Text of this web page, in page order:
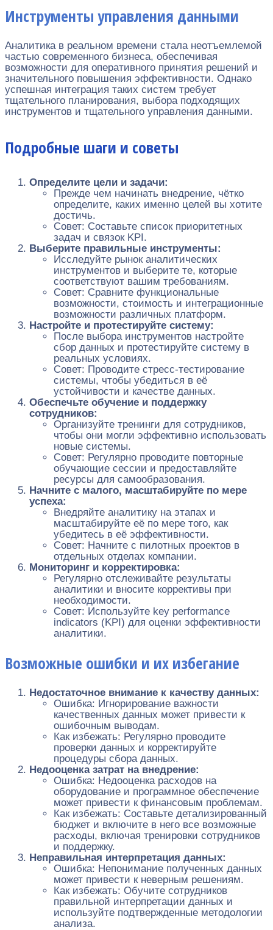
Инструменты управления данными
Аналитика в реальном времени стала неотъемлемой
частью современного бизнеса, обеспечивая
возможности для оперативного принятия решений и
значительного повышения эффективности. Однако
успешная интеграция таких систем требует
тщательного планирования, выбора подходящих
инструментов и тщательного управления данными.
Подробные шаги и советы
Определите цели и задачи:
Прежде чем начинать внедрение, чётко
определите, каких именно целей вы хотите
достичь.
Совет: Составьте список приоритетных
задач и связок KPI.
Выберите правильные инструменты:
Исследуйте рынок аналитических
инструментов и выберите те, которые
соответствуют вашим требованиям.
Совет: Сравните функциональные
возможности, стоимость и интеграционные
возможности различных платформ.
Настройте и протестируйте систему:
После выбора инструментов настройте
сбор данных и протестируйте систему в
реальных условиях.
Совет: Проводите стресс-тестирование
системы, чтобы убедиться в её
устойчивости и качестве данных.
Обеспечьте обучение и поддержку
сотрудников:
Организуйте тренинги для сотрудников,
чтобы они могли эффективно использовать
новые системы.
Совет: Регулярно проводите повторные
обучающие сессии и предоставляйте
ресурсы для самообразования.
Начните с малого, масштабируйте по мере
успеха:
Внедряйте аналитику на этапах и
масштабируйте её по мере того, как
убедитесь в её эффективности.
Совет: Начните с пилотных проектов в
отдельных отделах компании.
Мониторинг и корректировка:
Регулярно отслеживайте результаты
аналитики и вносите коррективы при
необходимости.
Совет: Используйте key performance
indicators (KPI) для оценки эффективности
аналитики.
Возможные ошибки и их избегание
Недостаточное внимание к качеству данных:
Ошибка: Игнорирование важности
качественных данных может привести к
ошибочным выводам.
Как избежать: Регулярно проводите
проверки данных и корректируйте
процедуры сбора данных.
Недооценка затрат на внедрение:
Ошибка: Недооценка расходов на
оборудование и программное обеспечение
может привести к финансовым проблемам.
Как избежать: Составьте детализированный
бюджет и включите в него все возможные
расходы, включая тренировки сотрудников
и поддержку.
Неправильная интерпретация данных:
Ошибка: Непонимание полученных данных
может привести к неверным решениям.
Как избежать: Обучите сотрудников
правильной интерпретации данных и
используйте подтвержденные методологии
анализа.